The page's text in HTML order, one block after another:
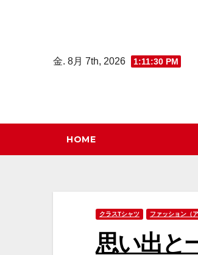
ッ
金. 8月 7th, 2026 1:11:31 PM
HOME
クラスTシャツ ファッション（
思い出と